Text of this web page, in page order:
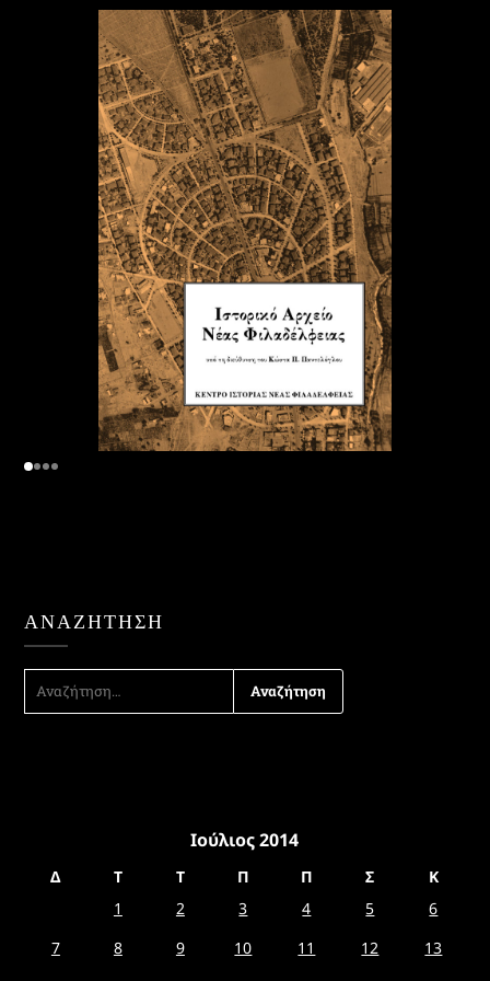
ΑΝΑΖΉΤΗΣΗ
ΑΝΑΖΉΤΗΣΗ
ΓΙΑ:
Ιούλιος 2014
Δ Τ Τ Π Π Σ
Κ
1
2 3 4 5
6
7
8 9 10 11 12
13